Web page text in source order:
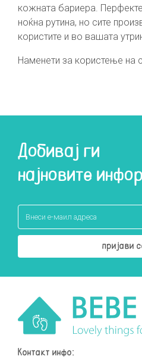
кожната бариера.
ноќна рутина, но сите
користите и во вашата
Наменети за користење на
Добивај ги
најновите
Контакт инфо: